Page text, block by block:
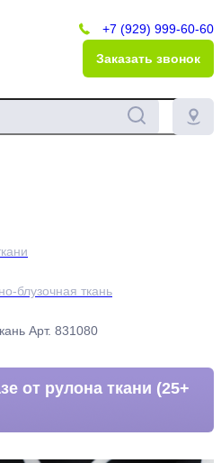
+7 (929) 999-60-60
Заказать звонок
блузочная ткань
Арт. 831080
от рулона ткани (25+